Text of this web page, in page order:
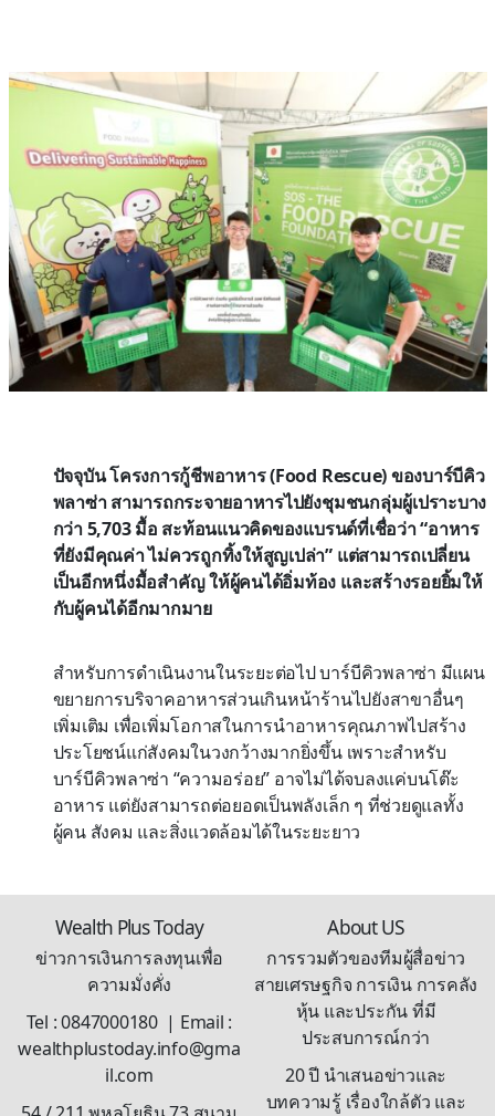
ปัจจุบัน โครงการกู้ชีพอาหาร (Food Rescue) ของบาร์บีคิว
พลาซ่า สามารถกระจายอาหารไปยังชุมชนกลุ่มผู้เปราะบาง
กว่า 5,703 มื้อ สะท้อนแนวคิดของแบรนด์ที่เชื่อว่า “อาหาร
ที่ยังมีคุณค่า ไม่ควรถูกทิ้งให้สูญเปล่า” แต่สามารถเปลี่ยน
เป็นอีกหนึ่งมื้อสำคัญ ให้ผู้คนได้อิ่มท้อง และสร้างรอยยิ้มให้
กับผู้คนได้อีกมากมาย
สำหรับการดำเนินงานในระยะต่อไป บาร์บีคิวพลาซ่า มีแผน
ขยายการบริจาคอาหารส่วนเกินหน้าร้านไปยังสาขาอื่นๆ
เพิ่มเติม เพื่อเพิ่มโอกาสในการนำอาหารคุณภาพไปสร้าง
ประโยชน์แก่สังคมในวงกว้างมากยิ่งขึ้น เพราะสำหรับ
บาร์บีคิวพลาซ่า “ความอร่อย” อาจไม่ได้จบลงแค่บนโต๊ะ
อาหาร แต่ยังสามารถต่อยอดเป็นพลังเล็ก ๆ ที่ช่วยดูแลทั้ง
ผู้คน สังคม และสิ่งแวดล้อมได้ในระยะยาว
Wealth Plus Today
ข่าวการเงินการลงทุนเพื่อ
ความมั่งคั่ง
Tel : 0847000180 | Email :
wealthplustoday.info@gma
il.com
About US
การรวมตัวของทีมผู้สื่อข่าว
สายเศรษฐกิจ การเงิน การคลัง
หุ้น และประกัน ที่มี
ประสบการณ์กว่า
20 ปี นำเสนอข่าวและ
บทความรู้ เรื่องใกล้ตัว และ